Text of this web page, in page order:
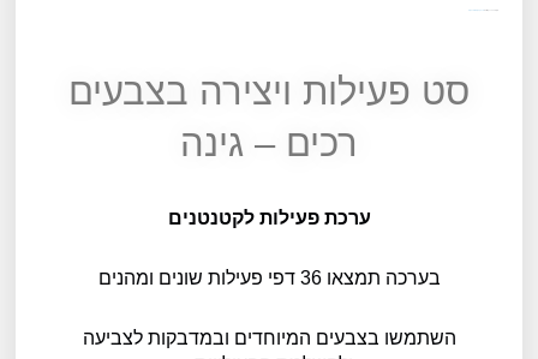
סט פעילות ויצירה בצבעים
רכים – גינה
ערכת פעילות לקטנטנים
בערכה תמצאו 36 דפי פעילות שונים ומהנים
השתמשו בצבעים המיוחדים ובמדבקות לצביעה